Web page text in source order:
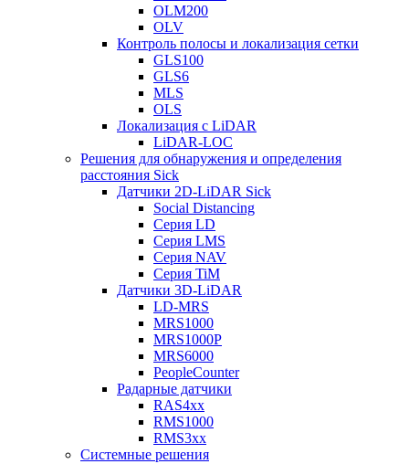
OLM200
OLV
Контроль полосы и локализация сетки
GLS100
GLS6
MLS
OLS
Локализация с LiDAR
LiDAR-LOC
Решения для обнаружения и определения
расстояния Sick
Датчики 2D-LiDAR Sick
Social Distancing
Серия LD
Серия LMS
Серия NAV
Серия TiM
Датчики 3D-LiDAR
LD-MRS
MRS1000
MRS1000P
MRS6000
PeopleCounter
Радарные датчики
RAS4xx
RMS1000
RMS3xx
Системные решения